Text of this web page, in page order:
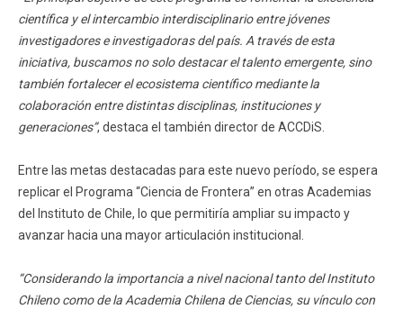
científica y el intercambio interdisciplinario entre jóvenes
investigadores e investigadoras del país. A través de esta
iniciativa, buscamos no solo destacar el talento emergente, sino
también fortalecer el ecosistema científico mediante la
colaboración entre distintas disciplinas, instituciones y
generaciones”, destaca el también director de ACCDiS.
Entre las metas destacadas para este nuevo período, se espera
replicar el Programa “Ciencia de Frontera” en otras Academias
del Instituto de Chile, lo que permitiría ampliar su impacto y
avanzar hacia una mayor articulación institucional.
“Considerando la importancia a nivel nacional tanto del Instituto
Chileno como de la Academia Chilena de Ciencias, su vínculo con